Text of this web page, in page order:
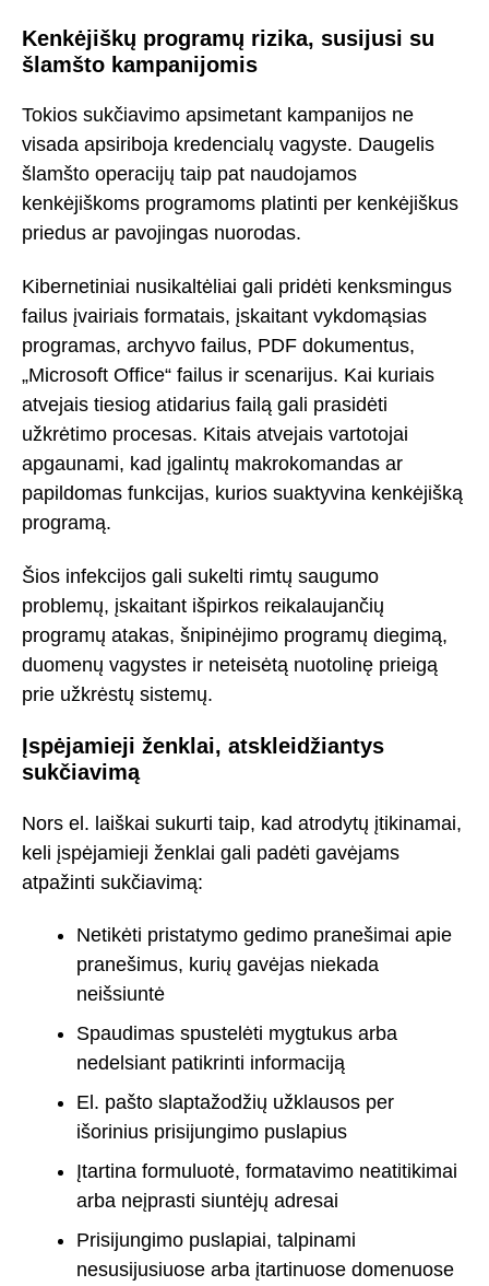
Kenkėjiškų programų rizika, susijusi su
šlamšto kampanijomis
Tokios sukčiavimo apsimetant kampanijos ne
visada apsiriboja kredencialų vagyste. Daugelis
šlamšto operacijų taip pat naudojamos
kenkėjiškoms programoms platinti per kenkėjiškus
priedus ar pavojingas nuorodas.
Kibernetiniai nusikaltėliai gali pridėti kenksmingus
failus įvairiais formatais, įskaitant vykdomąsias
programas, archyvo failus, PDF dokumentus,
„Microsoft Office“ failus ir scenarijus. Kai kuriais
atvejais tiesiog atidarius failą gali prasidėti
užkrėtimo procesas. Kitais atvejais vartotojai
apgaunami, kad įgalintų makrokomandas ar
papildomas funkcijas, kurios suaktyvina kenkėjišką
programą.
Šios infekcijos gali sukelti rimtų saugumo
problemų, įskaitant išpirkos reikalaujančių
programų atakas, šnipinėjimo programų diegimą,
duomenų vagystes ir neteisėtą nuotolinę prieigą
prie užkrėstų sistemų.
Įspėjamieji ženklai, atskleidžiantys
sukčiavimą
Nors el. laiškai sukurti taip, kad atrodytų įtikinamai,
keli įspėjamieji ženklai gali padėti gavėjams
atpažinti sukčiavimą:
Netikėti pristatymo gedimo pranešimai apie
pranešimus, kurių gavėjas niekada
neišsiuntė
Spaudimas spustelėti mygtukus arba
nedelsiant patikrinti informaciją
El. pašto slaptažodžių užklausos per
išorinius prisijungimo puslapius
Įtartina formuluotė, formatavimo neatitikimai
arba neįprasti siuntėjų adresai
Prisijungimo puslapiai, talpinami
nesusijusiuose arba įtartinuose domenuose